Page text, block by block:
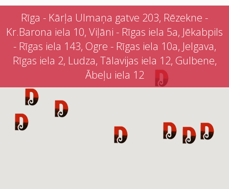
Rīga - Kārļa Ulmaņa gatve 203, Rēzekne -
Kr.Barona iela 10, Viļāni - Rīgas iela 5a, Jēkabpils
- Rīgas iela 143, Ogre - Rīgas iela 10a, Jelgava,
Rīgas iela 2, Ludza, Tālavijas iela 12, Gulbene,
Ābeļu iela 12